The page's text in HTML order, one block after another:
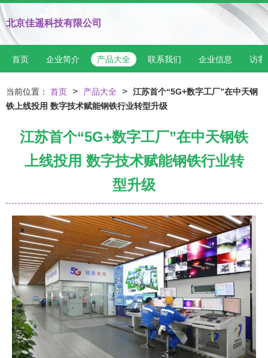
北京佳遥科技有限公司
首页 企业简介 产品大全 联系我们 企业信息 访客
当前位置： 首页 > 产品大全 > 江苏首个“5G+数字工厂”在中天钢
铁上线投用 数字技术赋能钢铁行业转型升级
江苏首个“5G+数字工厂”在中天钢铁
上线投用 数字技术赋能钢铁行业转
型升级